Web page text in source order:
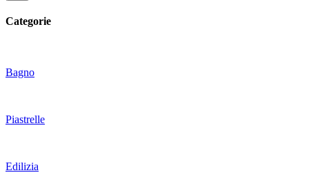
Categorie
Bagno
Piastrelle
Edilizia